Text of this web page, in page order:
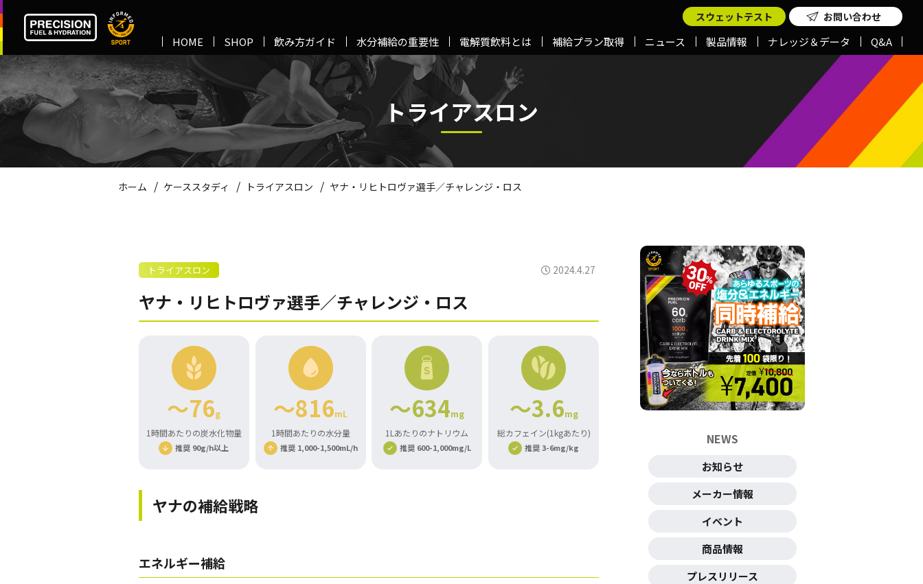
HOME SHOP 飲み方ガイド 水分補給の重要性 電解質飲料とは 補給プラン取得 ニュース 製品情報 ナレッジ＆データ Q&A
スウェットテスト お問い合わせ
トライアスロン
ホーム / ケーススタディ / トライアスロン / ヤナ・リヒトロヴァ選手／チャレンジ・ロス
トライアスロン 2024.4.27
ヤナ・リヒトロヴァ選手／チャレンジ・ロス
～76g
1時間あたりの炭水化物量
推奨 90g/h以上
～816mL
1時間あたりの水分量
推奨 1,000-1,500mL/h
～634mg
1Lあたりのナトリウム
推奨 600-1,000mg/L
～3.6mg
総カフェイン(1kgあたり)
推奨 3-6mg/kg
ヤナの補給戦略
エネルギー補給
NEWS
お知らせ
メーカー情報
イベント
商品情報
プレスリリース